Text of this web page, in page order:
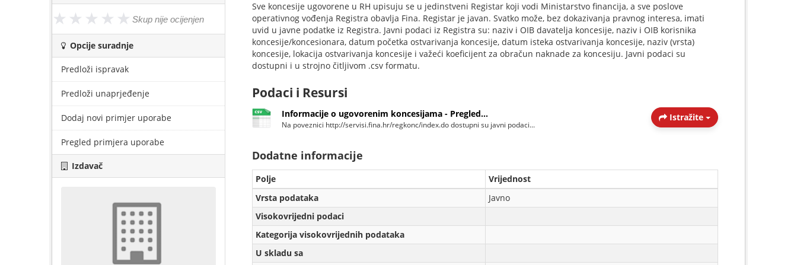
Opcije suradnje
Predloži ispravak
Predloži unaprjeđenje
Dodaj novi primjer uporabe
Pregled primjera uporabe
Izdavač
Sve koncesije ugovorene u RH upisuju se u jedinstveni Registar koji vodi Ministarstvo financija, a sve poslove
operativnog vođenja Registra obavlja Fina. Registar je javan. Svatko može, bez dokazivanja pravnog interesa, imati
uvid u javne podatke iz Registra. Javni podaci iz Registra su: naziv i OIB davatelja koncesije, naziv i OIB korisnika
koncesije/koncesionara, datum početka ostvarivanja koncesije, datum isteka ostvarivanja koncesije, naziv (vrsta)
koncesije, lokacija ostvarivanja koncesije i važeći koeficijent za obračun naknade za koncesiju. Javni podaci su
dostupni i u strojno čitljivom .csv formatu.
Podaci i Resursi
Informacije o ugovorenim koncesijama - Pregled...
Na poveznici http://servisi.fina.hr/regkonc/index.do dostupni su javni podaci...
Istražite
Dodatne informacije
Polje
Vrijednost
Vrsta podataka
Javno
Visokovrijedni podaci
Kategorija visokovrijednih podataka
U skladu sa